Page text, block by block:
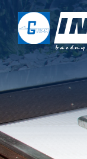
DOMŮ
O NÁS
PROJEKTY
SERVIS
KONTAKT